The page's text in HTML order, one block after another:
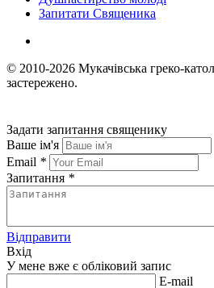
Запитати Священика
© 2010-2026 Мукачівська греко-
застережено.
Задати запитання священику
Ваше ім'я
Email *
Запитання *
Відправити
Вхід
У мене вже є обліковий запис
E-mail